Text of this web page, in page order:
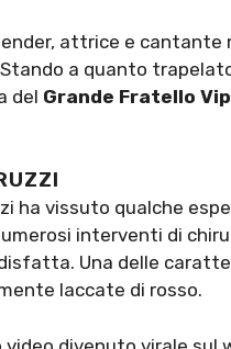
attrice e cantante
a quanto
del Grande Fratello
ha vissuto qualche
interventi di
Una delle
laccate di rosso.